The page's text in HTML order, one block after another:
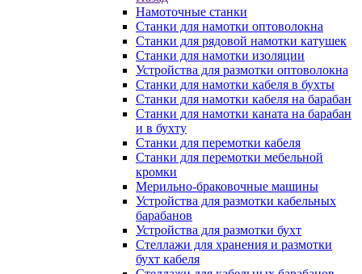
Намоточные станки
Станки для намотки оптоволокна
Станки для рядовой намотки катушек
Станки для намотки изоляции
Устройства для размотки оптоволокна
Станки для намотки кабеля в бухты
Станки для намотки кабеля на барабан
Станки для намотки каната на барабан
и в бухту
Станки для перемотки кабеля
Станки для перемотки мебельной
кромки
Мерильно-браковочные машины
Устройства для размотки кабельных
барабанов
Устройства для размотки бухт
Стеллажи для хранения и размотки
бухт кабеля